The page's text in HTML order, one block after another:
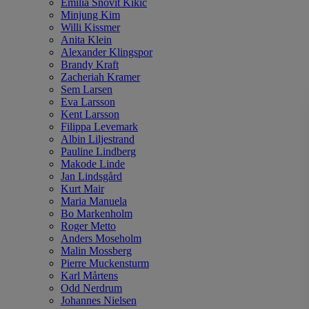
Minjung Kim
Willi Kissmer
Anita Klein
Alexander Klingspor
Brandy Kraft
Zacheriah Kramer
Sem Larsen
Eva Larsson
Kent Larsson
Filippa Levemark
Albin Liljestrand
Pauline Lindberg
Makode Linde
Jan Lindsgård
Kurt Mair
Maria Manuela
Bo Markenholm
Roger Metto
Anders Moseholm
Malin Mossberg
Pierre Muckensturm
Karl Mårtens
Odd Nerdrum
Johannes Nielsen